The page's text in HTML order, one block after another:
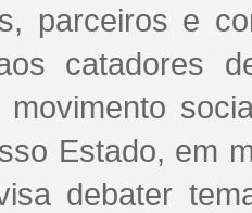
parceiros e
catadores
movimento
Estado, em
debater